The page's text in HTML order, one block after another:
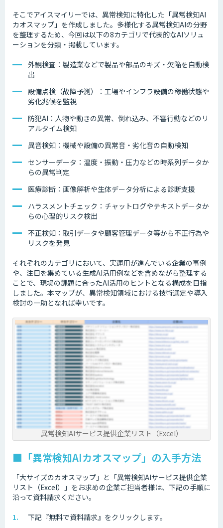
そこでアイスマイリーでは、異常検知に特化した「異常検知AI
カオスマップ」を作成しました。多様化する異常検知AIの分野
を整理するため、今回は以下の8カテゴリで代表的なAIソリュ
ーションを分類・掲載しています。
外観検査：製造業などで製品や部品のキズ・欠陥を自動検
出
設備点検（故障予測）：工場やインフラ設備の稼働状態や
劣化兆候を監視
防犯AI：人物や動きの異常、倒れ込み、不審行動などのリ
アルタイム検知
異音検知：機械や設備の異常音・劣化音の自動検知
センサーデータ：温度・振動・圧力などの時系列データか
らの異常判定
医療診断：画像解析や生体データ分析による診断支援
ハラスメントチェック：チャットログやテキストデータか
らの心理的リスク検出
不正検知：取引データや顧客管理データ等から不正行為や
リスクを発見
それぞれのカテゴリにおいて、実運用が進んでいる企業の事例
や、注目を集めている生成AI活用例などを含めながら整理する
ことで、現場の課題に合ったAI活用のヒントとなる構成を目指
しました。本マップが、異常検知領域における技術選定や導入
検討の一助となれば幸いです。
異常検知AIサービス提供企業リスト（Excel）
■「異常検知AIカオスマップ」の入手方法
「大サイズのカオスマップ」と「異常検知AIサービス提供企業
リスト（Excel）」をお求めの企業ご担当者様は、下記の手順に
沿って資料請求ください。
下記『無料で資料請求』をクリックします。